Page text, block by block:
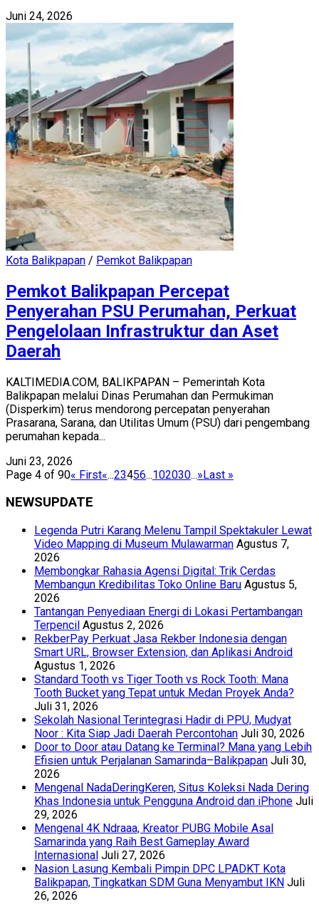
Juni 24, 2026
Kota Balikpapan / Pemkot Balikpapan
Pemkot Balikpapan Percepat
Penyerahan PSU Perumahan, Perkuat
Pengelolaan Infrastruktur dan Aset
Daerah
KALTIMEDIA.COM, BALIKPAPAN – Pemerintah Kota
Balikpapan melalui Dinas Perumahan dan Permukiman
(Disperkim) terus mendorong percepatan penyerahan
Prasarana, Sarana, dan Utilitas Umum (PSU) dari pengembang
perumahan kepada...
Juni 23, 2026
Page 4 of 90« First«...23456...102030...»Last »
NEWSUPDATE
Legenda Putri Karang Melenu Tampil Spektakuler Lewat
Video Mapping di Museum Mulawarman Agustus 7,
2026
Membongkar Rahasia Agensi Digital: Trik Cerdas
Membangun Kredibilitas Toko Online Baru Agustus 5,
2026
Tantangan Penyediaan Energi di Lokasi Pertambangan
Terpencil Agustus 2, 2026
RekberPay Perkuat Jasa Rekber Indonesia dengan
Smart URL, Browser Extension, dan Aplikasi Android
Agustus 1, 2026
Standard Tooth vs Tiger Tooth vs Rock Tooth: Mana
Tooth Bucket yang Tepat untuk Medan Proyek Anda?
Juli 31, 2026
Sekolah Nasional Terintegrasi Hadir di PPU, Mudyat
Noor : Kita Siap Jadi Daerah Percontohan Juli 30, 2026
Door to Door atau Datang ke Terminal? Mana yang Lebih
Efisien untuk Perjalanan Samarinda–Balikpapan Juli 30,
2026
Mengenal NadaDeringKeren, Situs Koleksi Nada Dering
Khas Indonesia untuk Pengguna Android dan iPhone Juli
29, 2026
Mengenal 4K Ndraaa, Kreator PUBG Mobile Asal
Samarinda yang Raih Best Gameplay Award
Internasional Juli 27, 2026
Nasion Lasung Kembali Pimpin DPC LPADKT Kota
Balikpapan, Tingkatkan SDM Guna Menyambut IKN Juli
26, 2026